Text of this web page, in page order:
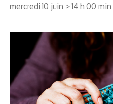
mercredi 10 juin > 14 h 00 min